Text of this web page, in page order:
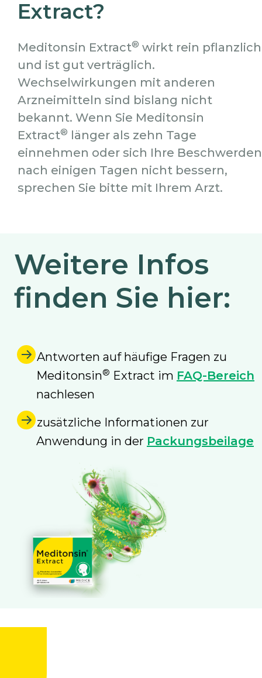
Extract?
Meditonsin Extract® wirkt rein pflanzlich
und ist gut verträglich.
Wechselwirkungen mit anderen
Arzneimitteln sind bislang nicht
bekannt. Wenn Sie Meditonsin
Extract® länger als zehn Tage
einnehmen oder sich Ihre Beschwerden
nach einigen Tagen nicht bessern,
sprechen Sie bitte mit Ihrem Arzt.
Weitere Infos
finden Sie hier:
Antworten auf häufige Fragen zu
Meditonsin® Extract im FAQ-Bereich
nachlesen
zusätzliche Informationen zur
Anwendung in der Packungsbeilage